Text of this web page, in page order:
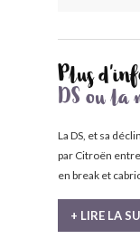
Plus
DS ou la
La DS, et sa
par Citroën
en break et
+ LIRE LA